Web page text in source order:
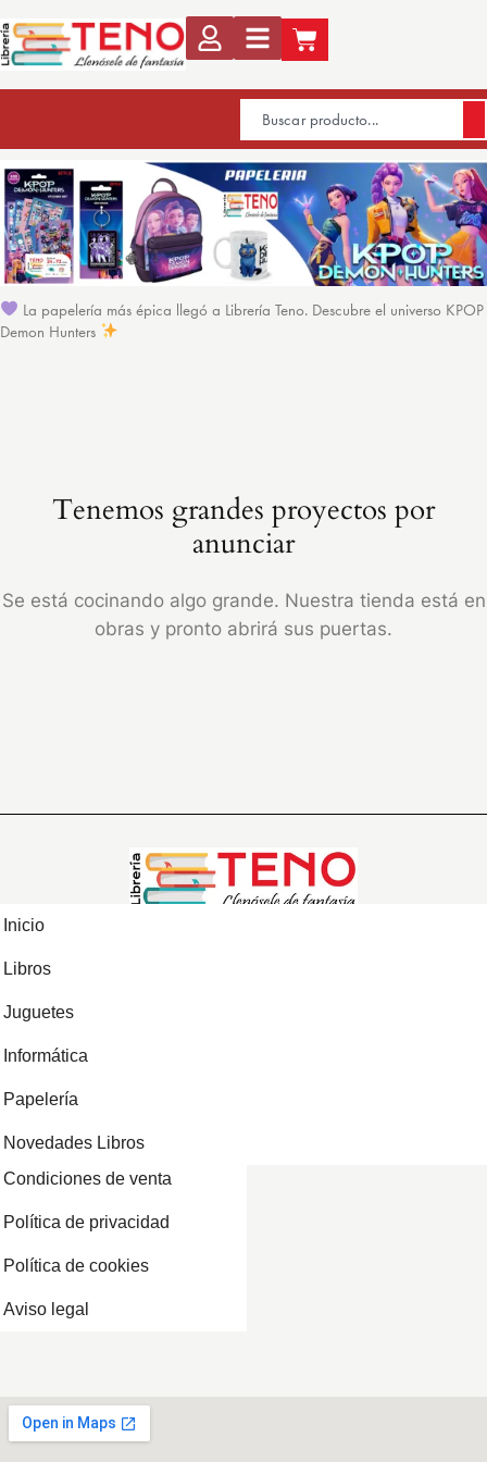
La papelería más épica llegó a Librería Teno. Descubre el universo KPOP
Demon Hunters
Tenemos grandes proyectos por
anunciar
Se está cocinando algo grande. Nuestra tienda está en
obras y pronto abrirá sus puertas.
Inicio
Libros
Juguetes
Informática
Papelería
Novedades Libros
Condiciones de venta
Política de privacidad
Política de cookies
Aviso legal